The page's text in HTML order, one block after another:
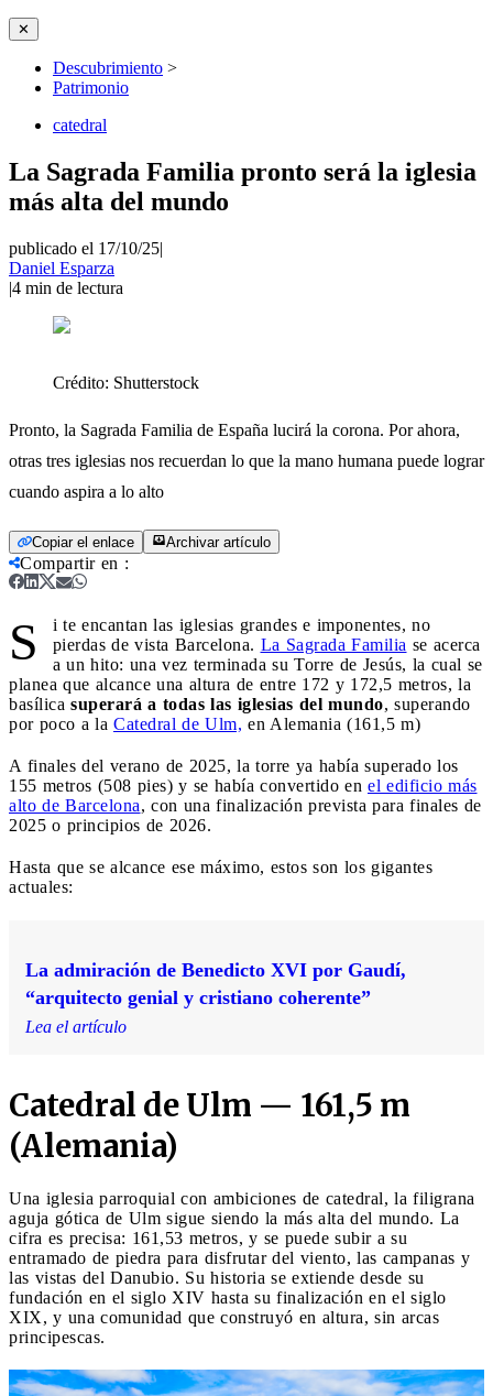
✕
Descubrimiento >
Patrimonio
catedral
La Sagrada Familia pronto será la iglesia
más alta del mundo
publicado el 17/10/25|
Daniel Esparza
|4 min de lectura
Crédito: Shutterstock
Pronto, la Sagrada Familia de España lucirá la corona. Por ahora,
otras tres iglesias nos recuerdan lo que la mano humana puede lograr
cuando aspira a lo alto
Copiar el enlace Archivar artículo
Compartir en :
S
i te encantan las iglesias grandes e imponentes, no
pierdas de vista Barcelona. La Sagrada Familia se acerca
a un hito: una vez terminada su Torre de Jesús, la cual se
planea que alcance una altura de entre 172 y 172,5 metros, la
basílica superará a todas las iglesias del mundo, superando
por poco a la Catedral de Ulm, en Alemania (161,5 m)
A finales del verano de 2025, la torre ya había superado los
155 metros (508 pies) y se había convertido en el edificio más
alto de Barcelona, ​​con una finalización prevista para finales de
2025 o principios de 2026.
Hasta que se alcance ese máximo, estos son los gigantes
actuales:
La admiración de Benedicto XVI por Gaudí,
“arquitecto genial y cristiano coherente”
Lea el artículo
Catedral de Ulm — 161,5 m
(Alemania)
Una iglesia parroquial con ambiciones de catedral, la filigrana
aguja gótica de Ulm sigue siendo la más alta del mundo. La
cifra es precisa: 161,53 metros, y se puede subir a su
entramado de piedra para disfrutar del viento, las campanas y
las vistas del Danubio. Su historia se extiende desde su
fundación en el siglo XIV hasta su finalización en el siglo
XIX, y una comunidad que construyó en altura, sin arcas
principescas.